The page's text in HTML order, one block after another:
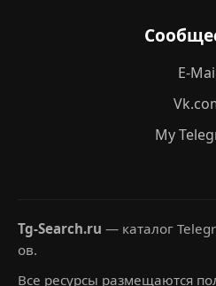
E-
My
Tg-Search.ru — каталог
ов.
Все ресурсы размещаются